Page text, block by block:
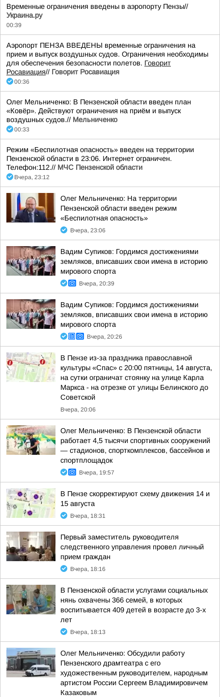
Временные ограничения введены в аэропорту Пензы//
Украина.ру
00:39
Аэропорт ПЕНЗА ВВЕДЕНЫ временные ограничения на
прием и выпуск воздушных судов. Ограничения необходимы
для обеспечения безопасности полетов. Говорит
Росавиация// Говорит Росавиация
00:36
Олег Мельниченко: В Пензенской области введен план
«Ковёр». Действуют ограничения на приём и выпуск
воздушных судов.// Мельниченко
00:33
Режим «Беспилотная опасность» введен на территории
Пензенской области в 23:06. Интернет ограничен.
Телефон:112.// МЧС Пензенской области
Вчера, 23:12
Олег Мельниченко: На территории
Пензенской области введен режим
«Беспилотная опасность»
Вчера, 23:06
Вадим Супиков: Гордимся достижениями
земляков, вписавших свои имена в историю
мирового спорта
Вчера, 20:39
Вадим Супиков: Гордимся достижениями
земляков, вписавших свои имена в историю
мирового спорта
Вчера, 20:26
В Пензе из-за праздника православной
культуры «Спас» с 20:00 пятницы, 14 августа,
на сутки ограничат стоянку на улице Карла
Маркса - на отрезке от улицы Белинского до
Советской
Вчера, 20:06
Олег Мельниченко: В Пензенской области
работает 4,5 тысячи спортивных сооружений
— стадионов, спорткомплексов, бассейнов и
спортплощадок
Вчера, 19:57
В Пензе скорректируют схему движения 14 и
15 августа
Вчера, 18:31
Первый заместитель руководителя
следственного управления провел личный
прием граждан
Вчера, 18:16
В Пензенской области услугами социальных
нянь охвачены 366 семей, в которых
воспитывается 409 детей в возрасте до 3-х
лет
Вчера, 18:13
Олег Мельниченко: Обсудили работу
Пензенского драмтеатра с его
художественным руководителем, народным
артистом России Сергеем Владимировичем
Казаковым